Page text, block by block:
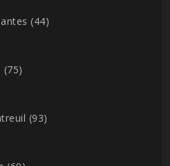
(44)
(75)
(93)